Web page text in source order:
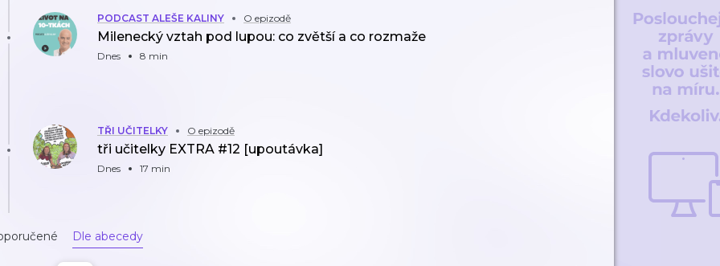
PODCAST ALEŠE KALINY O epizodě
Milenecký vztah pod lupou: co zvětší a co rozmaže
Dnes 8 min
TŘI UČITELKY O epizodě
tři učitelky EXTRA #12 [upoutávka]
Dnes 17 min
Dle abecedy